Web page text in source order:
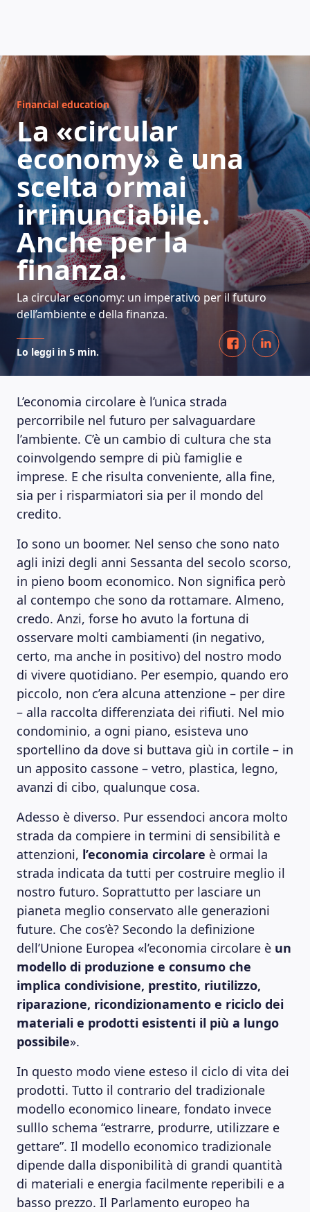
COME FUNZIONA
Financial education
La «circular
economy» è una
scelta ormai
irrinunciabile.
Anche per la
finanza.
La circular economy: un imperativo per il futuro
dell’ambiente e della finanza.
Lo leggi in 5 min.
L’economia circolare è l’unica strada
percorribile nel futuro per salvaguardare
l’ambiente. C’è un cambio di cultura che sta
coinvolgendo sempre di più famiglie e
imprese. E che risulta conveniente, alla fine,
sia per i risparmiatori sia per il mondo del
credito.
Io sono un boomer. Nel senso che sono nato
agli inizi degli anni Sessanta del secolo scorso,
in pieno boom economico. Non significa però
al contempo che sono da rottamare. Almeno,
credo. Anzi, forse ho avuto la fortuna di
osservare molti cambiamenti (in negativo,
certo, ma anche in positivo) del nostro modo
di vivere quotidiano. Per esempio, quando ero
piccolo, non c’era alcuna attenzione – per dire
– alla raccolta differenziata dei rifiuti. Nel mio
condominio, a ogni piano, esisteva uno
sportellino da dove si buttava giù in cortile – in
un apposito cassone – vetro, plastica, legno,
avanzi di cibo, qualunque cosa.
Adesso è diverso. Pur essendoci ancora molto
strada da compiere in termini di sensibilità e
attenzioni, l’economia circolare è ormai la
strada indicata da tutti per costruire meglio il
nostro futuro. Soprattutto per lasciare un
pianeta meglio conservato alle generazioni
future. Che cos’è? Secondo la definizione
dell’Unione Europea «l’economia circolare è un
modello di produzione e consumo che
implica condivisione, prestito, riutilizzo,
riparazione, ricondizionamento e riciclo dei
materiali e prodotti esistenti il più a lungo
possibile».
In questo modo viene esteso il ciclo di vita dei
prodotti. Tutto il contrario del tradizionale
modello economico lineare, fondato invece
sulllo schema “estrarre, produrre, utilizzare e
gettare”. Il modello economico tradizionale
dipende dalla disponibilità di grandi quantità
di materiali e energia facilmente reperibili e a
basso prezzo. Il Parlamento europeo ha